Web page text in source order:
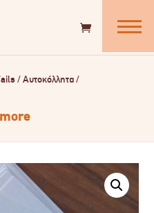
/Αυτοκόλλητα/